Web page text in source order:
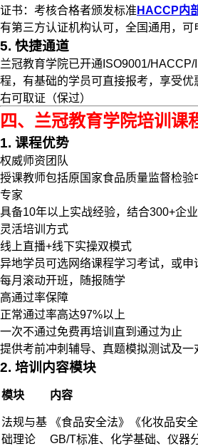
证书：考核合格者颁发标准 HACCP内
有第三方认证机构认可，全国通用，可
5. 快捷通道
兰冠教育学院已开通ISO9001/
程，有基础的学员可直接报考，享受
右可取证（保过）
四、兰冠教育学院培训课
1. 课程优势
权威师资团队
授课教师包括原国家食品质量监督检
专家
具备10年以上实战经验，结合300+企
灵活培训方式
线上直播+线下实操双模式
异地学员可选网络课程学习考试，或申
每月滚动开班，随报随学
高通过率保障
正常通过率高达97%以上
一次不通过免费再培训直到通过为止
提供考前冲刺辅导、真题模拟测试及一
2. 培训内容模块
模块 内容
法规与基
础理论
《食品安全法》《化妆品安
GB/T标准、化学基础、仪器